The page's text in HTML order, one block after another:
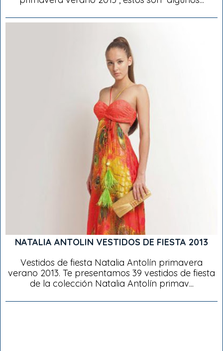
NATALIA ANTOLIN VESTIDOS DE FIESTA 2013
Vestidos de fiesta Natalia Antolín primavera
verano 2013. Te presentamos 39 vestidos de fiesta
de la colección Natalia Antolín primav...